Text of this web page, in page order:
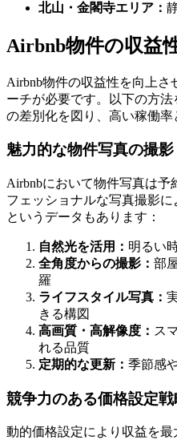
北山・金閣寺エリア：
Airbnb物件の収益
Airbnb物件の収益性を向上さ
ーチが必要です。以下の方
の差別化を図り、高い稼働率
魅力的な物件写真の撮影
Airbnbにおいて物件写真は予
フェッショナルな写真撮影
というデータもあります：
自然光を活用： 明るい
全角度からの撮影： 部
羅
ライフスタイル写真：
きる構図
高画質・高解像度： ス
れる品質
定期的な更新： 季節感
競争力のある価格設定戦
動的価格設定により収益を最